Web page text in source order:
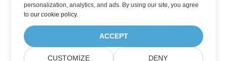
personalization, analytics, and ads. By using our site, you agree
toour cookie policy.
ACCEPT
CUSTOMIZE DENY